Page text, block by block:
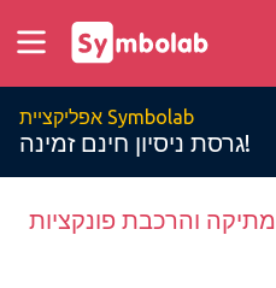
אפליקציית Symbolab
גרסת ניסיון חינם זמינה!
והרכבת פונקציות